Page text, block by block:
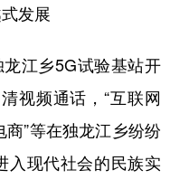
发展
江乡5G试验基站开
视频通话，“互联网
商”等在独龙江乡纷纷
入现代社会的民族实